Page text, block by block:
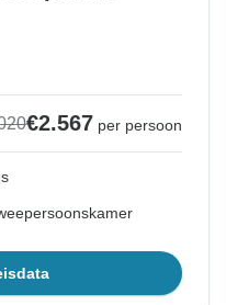
€2.567 per persoon